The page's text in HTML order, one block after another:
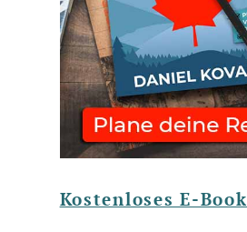
Kostenloses E-Book